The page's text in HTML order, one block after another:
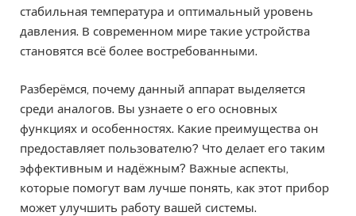
стабильная температура и оптимальный уровень
давления. В современном мире такие устройства
становятся всё более востребованными.
Разберёмся, почему данный аппарат выделяется
среди аналогов. Вы узнаете о его основных
функциях и особенностях. Какие преимущества он
предоставляет пользователю? Что делает его таким
эффективным и надёжным? Важные аспекты,
которые помогут вам лучше понять, как этот прибор
может улучшить работу вашей системы.